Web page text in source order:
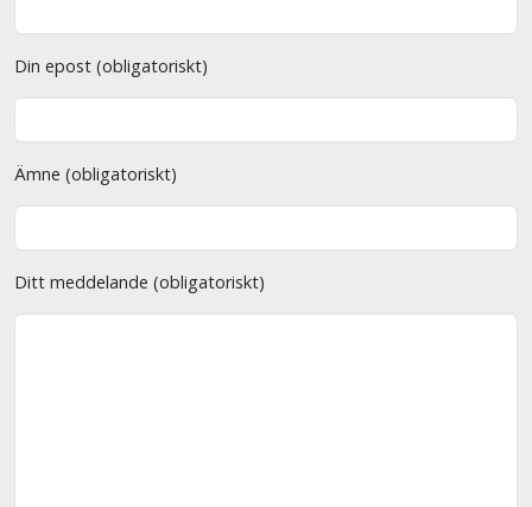
Din epost (obligatoriskt)
Ämne (obligatoriskt)
Ditt meddelande (obligatoriskt)